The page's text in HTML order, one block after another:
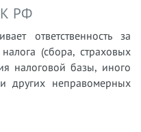
РФ
ответственность за
(сбора, страховых
налоговой базы, иного
других неправомерных